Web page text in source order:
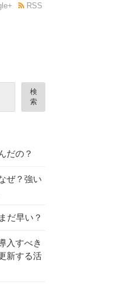
RSS
検
索
だの？
ぜ？強い
だ早い？
入すべき
新する活